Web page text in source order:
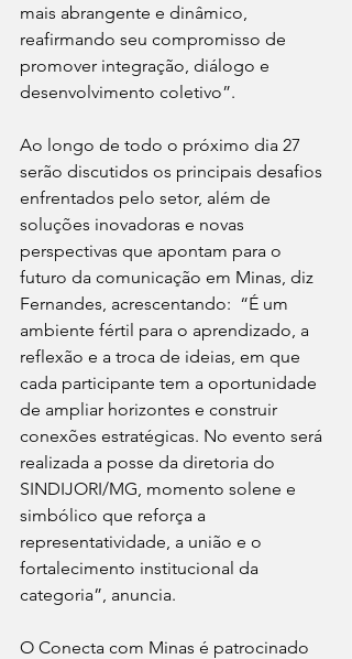
mais abrangente e dinâmico,
reafirmando seu compromisso de
promover integração, diálogo e
desenvolvimento coletivo”.
Ao longo de todo o próximo dia 27
serão discutidos os principais desafios
enfrentados pelo setor, além de
soluções inovadoras e novas
perspectivas que apontam para o
futuro da comunicação em Minas, diz
Fernandes, acrescentando:  “É um
ambiente fértil para o aprendizado, a
reflexão e a troca de ideias, em que
cada participante tem a oportunidade
de ampliar horizontes e construir
conexões estratégicas. No evento será
realizada a posse da diretoria do
SINDIJORI/MG, momento solene e
simbólico que reforça a
representatividade, a união e o
fortalecimento institucional da
categoria”, anuncia.
O Conecta com Minas é patrocinado